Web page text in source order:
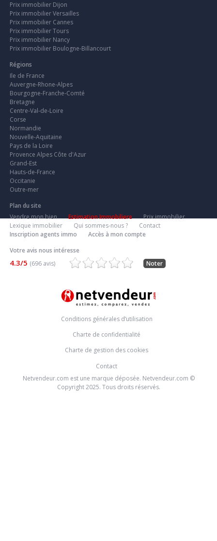
Prix immobilier Dijon
Prix immobilier Versailles
Prix immobilier Cannes
Prix immobilier Tours
Prix immobilier Nancy
Prix immobilier Boulogne-Billancourt
Régions
Ile de France
Auvergne-Rhone-Alpes
Bourgogne-Franche-Comté
Bretagne
Centre-Val-de-Loire
Corse
Normandie
Nouvelle-Aquitaine
Pays de la Loire
Provence Alpes Côte d'Azur
Grand-Est
Hauts-de-France
Occitanie
Outre-mer
Plan du site
Vendre mon bien
Estimation Immobiliere
Prix immobilier
Lexique immobilier
Qui sommes-nous ?
Contact
Inscription agents immo
Accès à mon compte
Votre avis nous intéresse
4.3/5 (696 avis) Noter
Conditions générales d’utilisation
Charte de confidentialité
Charte de gestion des cookies
Contact
Netvendeur.com est une marque déposée. Netvendeur.com ©
Copyright 2025. Tous droits réservés.